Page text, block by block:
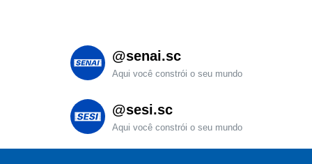
@senai.sc
Aqui você constrói o seu mundo
@sesi.sc
Aqui você constrói o seu mundo